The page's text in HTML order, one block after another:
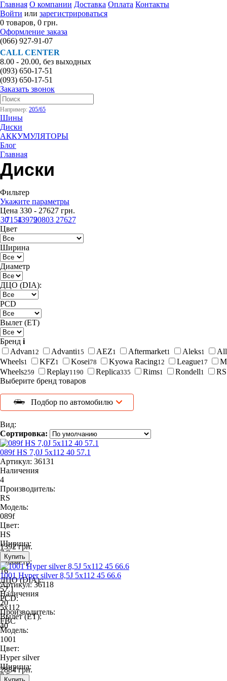
Главная О компании Доставка Оплата Контакты
Войти или зарегистрироваться
0 товаров, 0 грн.
Оформление заказа
(066) 927-91-07
CALL CENTER
8.00 - 20.00, без выходных
(093) 650-17-51
(093) 650-17-51
Заказать звонок
Например: 205/65
Шины
Диски
АККУМУЛЯТОРЫ
Блог
Главная
Диски
Фильтер
Укажите параметры
Цена 330 - 27627 грн.
71541397920803 27627
Цвет
Ширина
Диаметр
ДЦО (DIA):
PCD
Вылет (ET)
Бренд i
Advan12 Advanti15 AEZ1 Aftermarket1 Aleks1
Wheels1 KFZ1 Kosei78 Kyowa Racing12 League17
Wheels259 Replay1190 Replica335 Rims1 Rondell1 RS
Выберите бренд товаров
Подбор по автомобилю
Вид:
Сортировка:
089f HS 7,0J 5x112 40 57.1
Артикул: 36131
Наличения
4
Производитель:
RS
Модель:
089f
Цвет:
HS
Ширина:
7.0
Диаметр:
16
ДЦО (DIA)::
57.1
PCD:
5x112
Вылет (ET):
40
1392 грн.
1001 Hyper silver 8,5J 5x112 45 66.6
Артикул: 36118
Наличения
20
Производитель:
FBC
Модель:
1001
Цвет:
Hyper silver
Ширина:
8.5
2884 грн.